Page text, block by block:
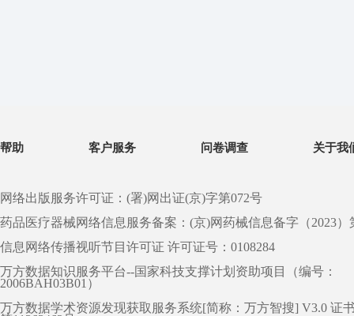
帮助 客户服务 问卷调查 关于我
网络出版服务许可证：(署)网出证(京)字第072号
药品医疗器械网络信息服务备案：(京)网药械信息备字（2023）
信息网络传播视听节目许可证 许可证号：0108284
万方数据知识服务平台--国家科技支撑计划资助项目（编号：
2006BAH03B01）
万方数据学术资源发现获取服务系统[简称：万方智搜] V3.0 证